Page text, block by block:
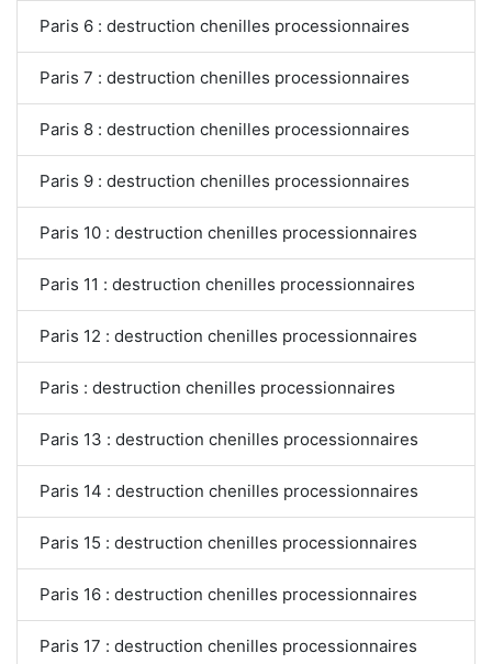
Paris 6 : destruction chenilles processionnaires
Paris 7 : destruction chenilles processionnaires
Paris 8 : destruction chenilles processionnaires
Paris 9 : destruction chenilles processionnaires
Paris 10 : destruction chenilles processionnaires
Paris 11 : destruction chenilles processionnaires
Paris 12 : destruction chenilles processionnaires
Paris : destruction chenilles processionnaires
Paris 13 : destruction chenilles processionnaires
Paris 14 : destruction chenilles processionnaires
Paris 15 : destruction chenilles processionnaires
Paris 16 : destruction chenilles processionnaires
Paris 17 : destruction chenilles processionnaires